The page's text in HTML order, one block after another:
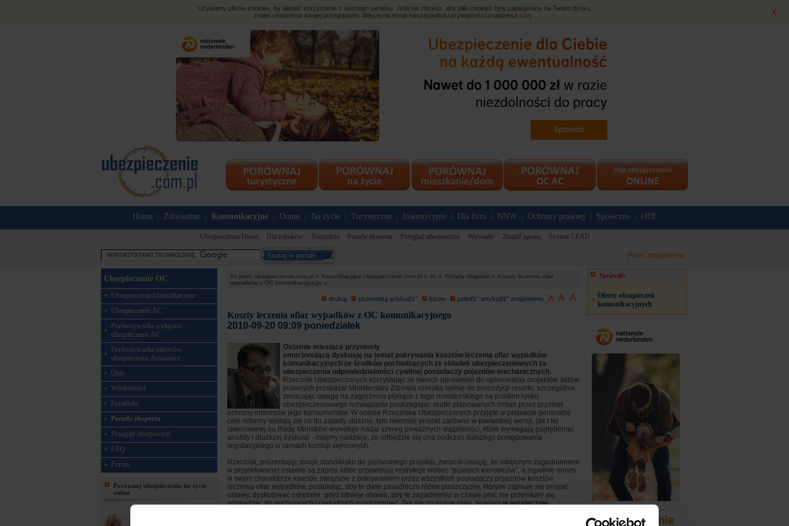
X
Używamy plików cookies, by ułatwić korzystanie z naszego serwisu. Jeśli nie chcesz, aby pliki cookies były zapisywane na Twoim dysku,
zmień ustawienia swojej przeglądarki. Więcej na temat naszej polityki prywatności znajdziesz tutaj
Home Zdrowotne Komunikacyjne Domu Na życie Turystyczne Inwestycyjne Dla firm NNW Ochrony prawnej Społeczne OFE
Ubezpieczenia Direct Dla rolników Narzędzia Porady eksperta Przegląd ubezpieczeń Wywiady Znajdź agenta System LEAD
Poleć znajomemu
Ubezpieczenie OC
Ubezpieczenia komunikacyjne
Ubezpieczenie AC
Porównywarka wyłączeń -
ubezpieczenie AC
Porównywarka zakresów -
ubezpieczenie Assistance
Quiz
Wiadomości
Poradniki
Porady eksperta
Przegląd ubezpieczeń
FAQ
Forum
Porównaj ubezpieczenia na życie
online
Tu jesteś: ubezpieczenie.com.pl » komunikacyjne.ubezpieczenie.com.pl » oc » Porady eksperta »
Koszty leczenia ofiar
wypadków z OC komunikacyjnego »
drukuj skomentuj artykuďż˝ forum poleďż˝ artykuďż˝ znajomemu A A A
Koszty leczenia ofiar wypadków z OC komunikacyjnego
2010-09-20 09:09 poniedziałek
Ostatnie miesiące przyniosły
emocjonującą dyskusję na temat pokrywania kosztów leczenia ofiar wypadków
komunikacyjnych ze środków pochodzących ze składek ubezpieczeniowych za
ubezpieczenia odpowiedzialności cywilnej posiadaczy pojazdów mechanicznych.
Rzecznik Ubezpieczonych korzystając ze swoich uprawnień do opiniowania projektów aktów
prawnych przekazał Ministerstwu Zdrowia szeroką opinię do propozycji resortu, szczególnie
zwracając uwagę na zagrożenia płynące z tego nowatorskiego na polskim rynku
ubezpieczeniowego rozwiązania postrzegając skutki planowanych zmian przez pryzmat
ochrony interesów jego konsumentów. W ocenie Rzecznika Ubezpieczonych przyjęte w projekcie generalne
cele reformy wydają się co do zasady słuszne, tym niemniej projekt zarówno w pierwotnej wersji, jak i tej
skierowanej na Radę Ministrów wywołuje nadal szereg poważnych wątpliwości, które wymagają pogłębionej
analizy i dłuższej dyskusji - miejmy nadzieję, że odbędzie się ona podczas dalszego postępowania
legislacyjnego w ramach komisji sejmowych.
Rzecznik, prezentując swoje stanowisko do pierwotnego projektu, zwracał uwagę, że odrębnym zagadnieniem
w projektowanej ustawie są zapisy, które przewidują restrykcje wobec "pijanych kierowców", a zupełnie innym
w swym charakterze kwestie związane z pokrywaniem przez wszystkich posiadaczy pojazdów kosztów
leczenia ofiar wypadków, postulując, aby te dwie zasadniczo różne płaszczyzny, którymi zajmuje się projekt
ustawy, dyskutować odrębnie, gdyż istnieje obawa, aby te zagadnienia w czasie prac nie przenikały się,
prowadząc do pochopnych i nietrafnych rozstrzygnięć. Tak się po trosze stało, bowiemw ostatecznie
Sprawdź:
Oferty ubezpieczeń
komunikacyjnych